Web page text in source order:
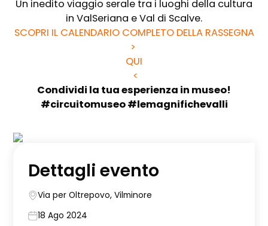
Un inedito viaggio serale tra i luoghi della cultura
in ValSeriana e Val di Scalve.
SCOPRI IL CALENDARIO COMPLETO DELLA RASSEGNA
>
QUI
<
Condividi la tua esperienza in museo!
#circuitomuseo #lemagnifichevalli
Dettagli evento
Via per Oltrepovo, Vilminore
18 Ago 2024